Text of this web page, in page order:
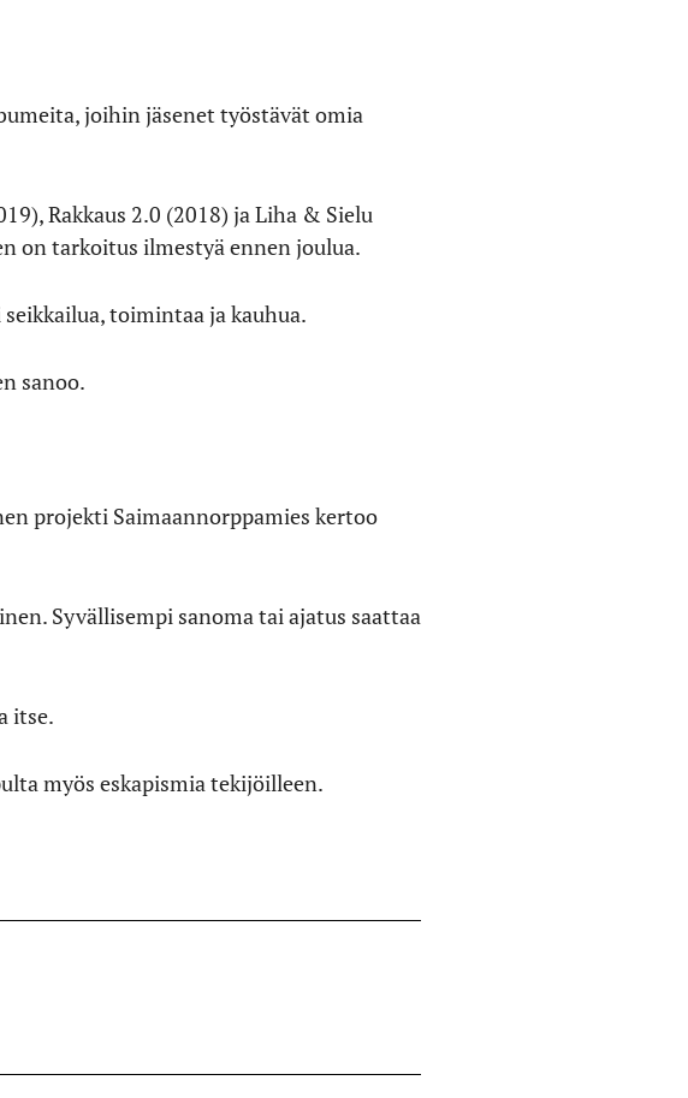
joihin jäsenet työstävät omia
Rakkaus 2.0 (2018) ja Liha & Sielu
on tarkoitus ilmestyä ennen joulua.
toimintaa ja kauhua.
sanoo.
projekti Saimaannorppamies kertoo
Syvällisempi sanoma tai ajatus saattaa
itse.
myös eskapismia tekijöilleen.